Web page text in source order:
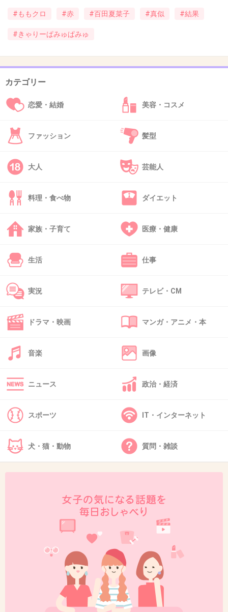
モモクロの中で一番いいと言われてるのがこの人なの？普通の顔じゃん、すっ
今日トピがたってた、ハロプロ研修生の佐々木ってこのほうが何倍も可愛い。
36
これでモザイクレベルだったら、出てる人ほと
んどモザイクだらけになっちゃうね(笑)
+103
39. 匿名
きゃりーぱみゅぱみゅを汚さないで～！
+25
モモクロっていっつも他の関係のない芸能人を巻き込んで騒いでるイメージ…
+27 -75
41. 匿名
モモクロうざっ！！！
Mステにしろ物まねにしろふざけるのもいい加減にしたらって感じ。
42. 匿名 2013/04/02(火) 23:00:21
不細工過ぎでしょ！
2013/04/02(火) 23:01:49
そんなことしてる暇があったら歌練習したほうがいいんじゃないでしょう
+26
#ももクロ #赤 #百田夏菜子 #真似 #結果
#きゃりーぱみゅぱみゅ
カテゴリー
恋愛・結婚 美容・コスメ
ファッション 髪型
大人 芸能人
料理・食べ物 ダイエット
家族・子育て 医療・健康
生活 仕事
実況 テレビ・CM
ドラマ・映画 マンガ・アニメ・本
音楽 画像
ニュース 政治・経済
スポーツ IT・インターネット
犬・猫・動物 質問・雑談